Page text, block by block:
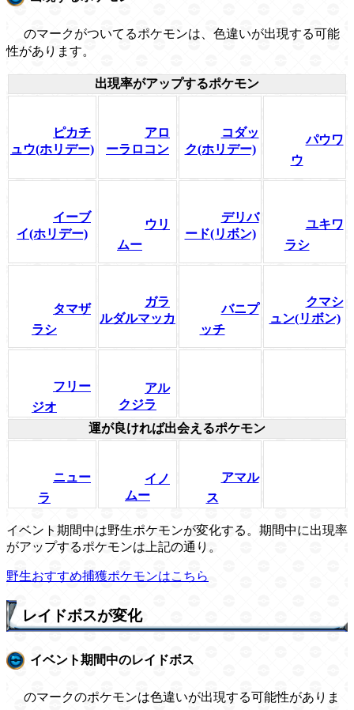
のマークがついてるポケモンは、色違いが出現する可能
性があります。
出現率がアップするポケモン
ピカチ
ュウ(ホリデー)
アロ
ーラロコン
コダッ
ク(ホリデー)
パウワ
ウ
イーブ
イ(ホリデー)
ウリ
ムー
デリバ
ード(リボン)
ユキワ
ラシ
タマザ
ラシ
ガラ
ルダルマッカ
バニプ
ッチ
クマシ
ュン(リボン)
フリー
ジオ
アル
クジラ
運が良ければ出会えるポケモン
ニュー
ラ
イノ
ムー
アマル
ス
イベント期間中は野生ポケモンが変化する。期間中に出現率
がアップするポケモンは上記の通り。
野生おすすめ捕獲ポケモンはこちら
レイドボスが変化
イベント期間中のレイドボス
のマークのポケモンは色違いが出現する可能性がありま